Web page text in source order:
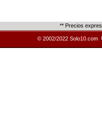
** Precios
© 2002/2022 Solo10.com